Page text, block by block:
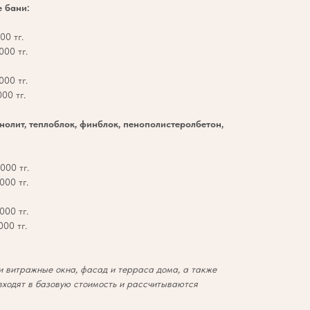
бани:
тг.
тг.
тг.
тг.
теплоблок, финблок, пенополистеролбетон,
тг.
тг.
тг.
тг.
витражные окна, фасад и терраса дома, а также
в базовую стоимость и рассчитываются